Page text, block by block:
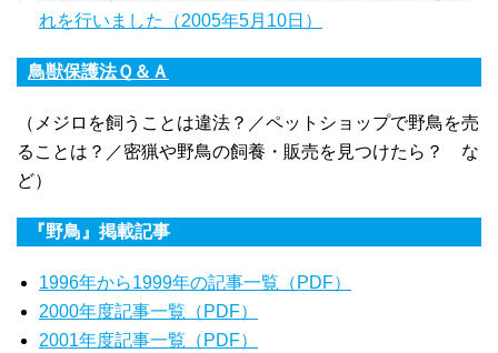
れを行いました（2005年5月10日）
鳥獣保護法Ｑ＆Ａ
（メジロを飼うことは違法？／ペットショップで野鳥を売
ることは？／密猟や野鳥の飼養・販売を見つけたら？ な
ど）
『野鳥』掲載記事
1996年から1999年の記事一覧（PDF）
2000年度記事一覧（PDF）
2001年度記事一覧（PDF）